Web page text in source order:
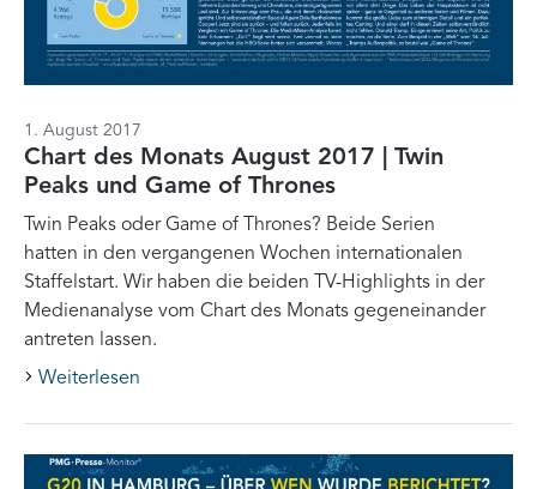
1. August 2017
Chart des Monats August 2017 | Twin
Peaks und Game of Thrones
Twin Peaks oder Game of Thrones? Beide Serien
hatten in den vergangenen Wochen internationalen
Staffelstart. Wir haben die beiden TV-Highlights in der
Medienanalyse vom Chart des Monats gegeneinander
antreten lassen.
Weiterlesen